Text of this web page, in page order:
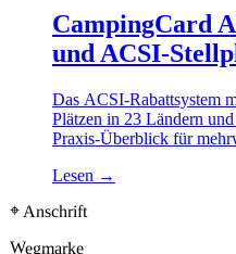
CampingCard
und ACSI-
Das ACSI-Rabattsystem
Plätzen in 23 Ländern
Praxis-Überblick für
Lesen →
⌖ Anschrift
Wegmarke